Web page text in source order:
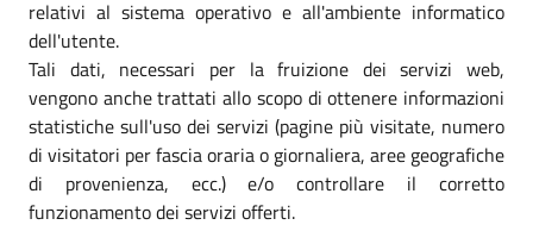
relativi al sistema operativo e all'ambiente informatico
dell'utente.
Tali dati, necessari per la fruizione dei servizi web,
vengono anche trattati allo scopo di ottenere informazioni
statistiche sull'uso dei servizi (pagine più visitate, numero
di visitatori per fascia oraria o giornaliera, aree geografiche
di provenienza, ecc.) e/o controllare il corretto
funzionamento dei servizi offerti.